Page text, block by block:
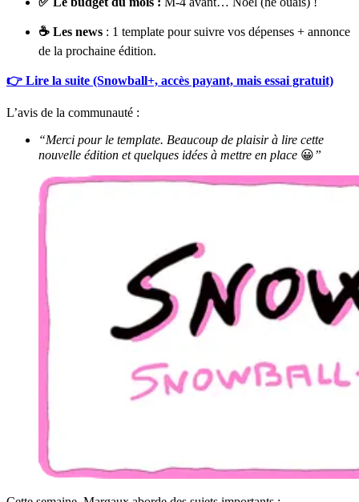
☕ Les news : 1 template pour suivre vos dépenses + annonce
de la prochaine édition.
👉 Lire la suite (Snowball+, accès payant, mais essai gratuit)
L’avis de la communauté :
“Merci pour le template. Beaucoup de plaisir à lire cette
nouvelle édition et quelques idées à mettre en place 😀”